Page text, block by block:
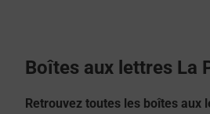
Boîtes aux lettres La
Retrouvez toutes les boîtes